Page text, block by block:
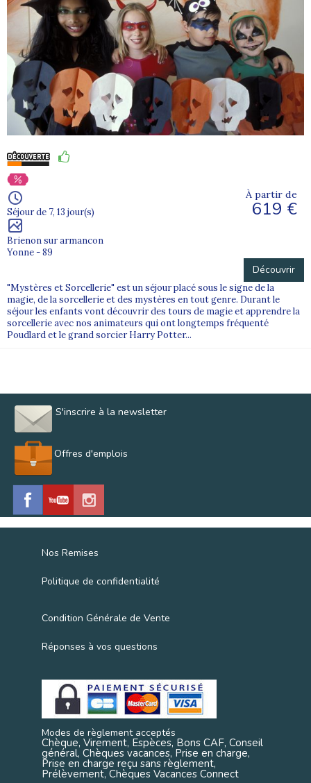
Séjour de 7, 13 jour(s)
Brienon sur armancon
Yonne - 89
À partir de
619 €
Découvrir
"Mystères et Sorcellerie" est un séjour placé sous le signe de la
magie, de la sorcellerie et des mystères en tout genre. Durant le
séjour les enfants vont découvrir des tours de magie et apprendre la
sorcellerie avec nos animateurs qui ont longtemps fréquenté
Poudlard et le grand sorcier Harry Potter...
S'inscrire à la newsletter
Offres d'emplois
Nos Remises
Politique de confidentialité
Condition Générale de Vente
Réponses à vos questions
Modes de règlement acceptés
Chèque, Virement, Espèces, Bons CAF, Conseil
général, Chèques vacances, Prise en charge,
Prise en charge reçu sans règlement,
Prélèvement, Chèques Vacances Connect